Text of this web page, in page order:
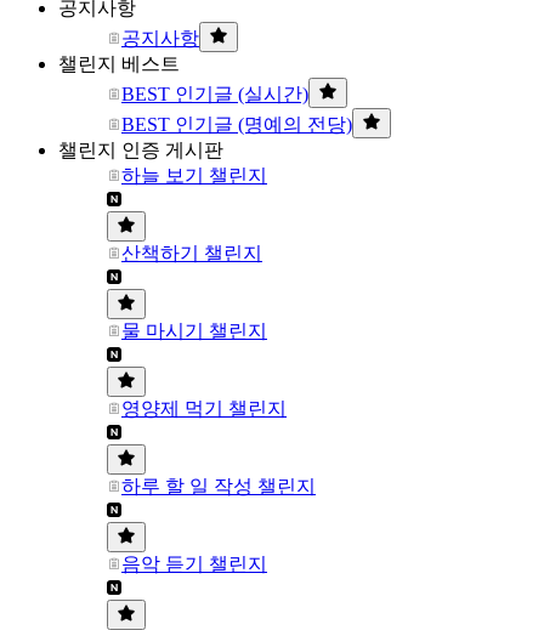
공지사항
공지사항
챌린지 베스트
BEST 인기글 (실시간)
BEST 인기글 (명예의 전당)
챌린지 인증 게시판
하늘 보기 챌린지
산책하기 챌린지
물 마시기 챌린지
영양제 먹기 챌린지
하루 할 일 작성 챌린지
음악 듣기 챌린지